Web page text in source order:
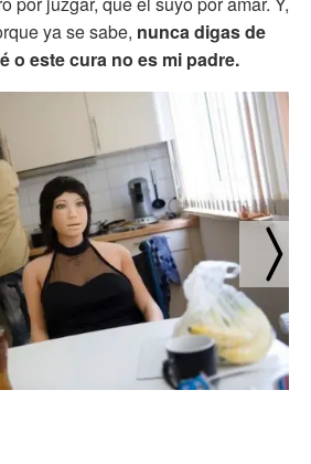
ya se sabe, nunca digas de
o este cura no es mi padre.